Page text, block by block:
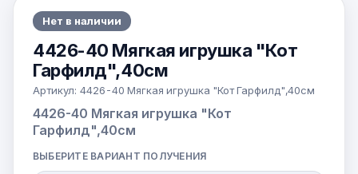
Нет в наличии
4426-40 Мягкая игрушка "Кот
Гарфилд",40см
Артикул: 4426-40 Мягкая игрушка "Кот Гарфилд",40см
4426-40 Мягкая игрушка "Кот
Гарфилд",40см
ВЫБЕРИТЕ ВАРИАНТ ПОЛУЧЕНИЯ